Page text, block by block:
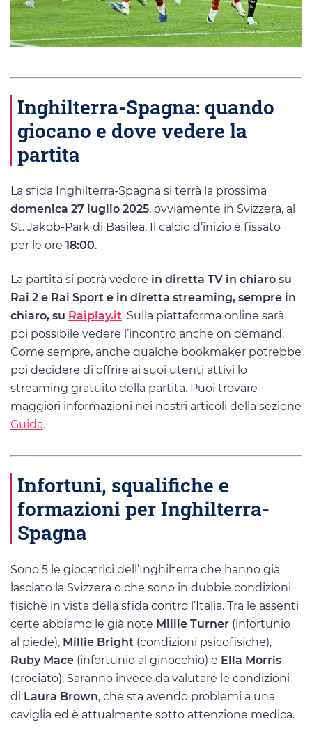
Inghilterra-Spagna: quando
giocano e dove vedere la
partita
La sfida Inghilterra-Spagna si terrà la prossima
domenica 27 luglio 2025, ovviamente in Svizzera, al
St. Jakob-Park di Basilea. Il calcio d’inizio è fissato
per le ore 18:00.
La partita si potrà vedere in diretta TV in chiaro su
Rai 2 e Rai Sport e in diretta streaming, sempre in
chiaro, su Raiplay.it. Sulla piattaforma online sarà
poi possibile vedere l’incontro anche on demand.
Come sempre, anche qualche bookmaker potrebbe
poi decidere di offrire ai suoi utenti attivi lo
streaming gratuito della partita. Puoi trovare
maggiori informazioni nei nostri articoli della sezione
Guida.
Infortuni, squalifiche e
formazioni per Inghilterra-
Spagna
Sono 5 le giocatrici dell’Inghilterra che hanno già
lasciato la Svizzera o che sono in dubbie condizioni
fisiche in vista della sfida contro l’Italia. Tra le assenti
certe abbiamo le già note Millie Turner (infortunio
al piede), Millie Bright (condizioni psicofisiche),
Ruby Mace (infortunio al ginocchio) e Ella Morris
(crociato). Saranno invece da valutare le condizioni
di Laura Brown, che sta avendo problemi a una
caviglia ed è attualmente sotto attenzione medica.